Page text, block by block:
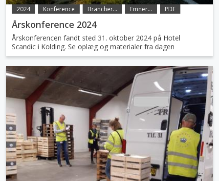
2024 Konference Brancher... Emner... PDF
Årskonference 2024
Årskonferencen fandt sted 31. oktober 2024 på Hotel
Scandic i Kolding. Se oplæg og materialer fra dagen